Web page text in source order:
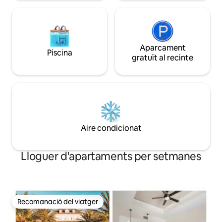
Piscina
Aparcament
gratuït al recinte
Aire condicionat
Lloguer d'apartaments per setmanes
Recomanació del viatger
Recomanació del viatger